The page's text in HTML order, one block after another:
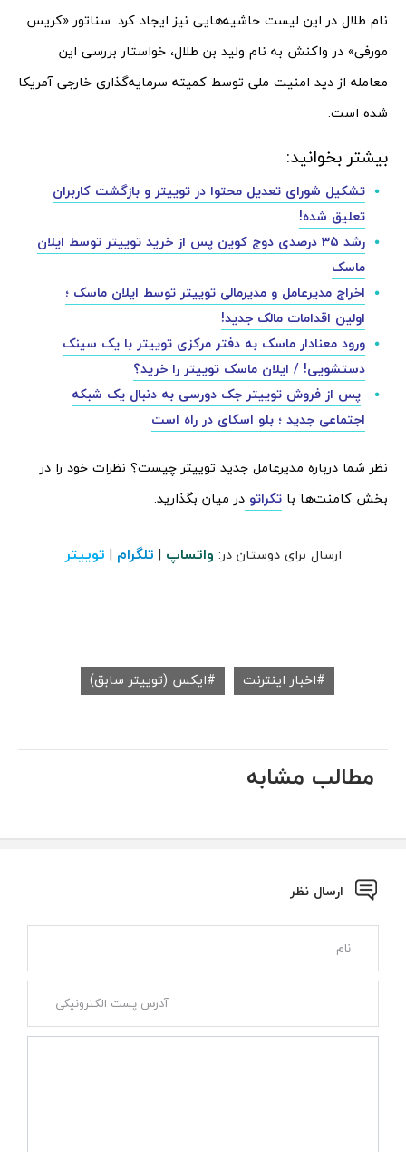
نام طلال در این لیست حاشیه‌هایی نیز ایجاد کرد. سناتور «کریس
مورفی» در واکنش به نام ولید بن طلال، خواستار بررسی این
معامله از دید امنیت ملی توسط کمیته سرمایه‌گذاری خارجی آمریکا
شده است.
بیشتر بخوانید:
تشکیل شورای تعدیل محتوا در توییتر و بازگشت کاربران
تعلیق شده!
رشد 35 درصدی دوج کوین پس از خرید توییتر توسط ایلان
ماسک
اخراج مدیرعامل و مدیرمالی توییتر توسط ایلان ماسک ؛‌
اولین اقدامات مالک جدید!
ورود معنادار ماسک به دفتر مرکزی توییتر با یک سینک
دستشویی! / ایلان ماسک توییتر را خرید؟
پس از فروش توییتر جک دورسی به دنبال یک شبکه
اجتماعی جدید ؛ بلو اسکای در راه است
نظر شما درباره مدیرعامل جدید توییتر چیست؟ نظرات خود را در
بخش کامنت‌ها با تکراتو در میان بگذارید.
ارسال برای دوستان در: واتساپ | تلگرام | توییتر
اخبار اینترنت ایکس (توییتر سابق)
مطالب مشابه
ارسال نظر